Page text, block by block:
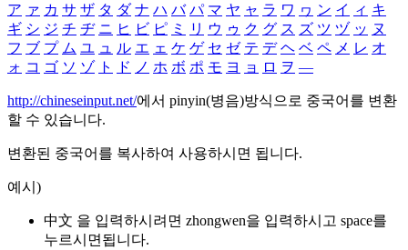
ア ァ カ サ ザ タ ダ ナ ハ バ パ マ ヤ ャ ラ ワ ヮ ン イ ィ キ
ギ シ ジ チ ヂ ニ ヒ ビ ピ ミ リ ウ ゥ ク グ ス ズ ツ ヅ ッ ヌ
フ ブ プ ム ユ ュ ル エ ェ ケ ゲ セ ゼ テ デ ヘ ベ ペ メ レ オ
ォ コ ゴ ソ ゾ ト ド ノ ホ ボ ポ モ ヨ ョ ロ ヲ ―
http://chineseinput.net/에서 pinyin(병음)방식으로 중국어를 변환
할 수 있습니다.
변환된 중국어를 복사하여 사용하시면 됩니다.
예시)
中文 을 입력하시려면 zhongwen을 입력하시고 space를
누르시면됩니다.